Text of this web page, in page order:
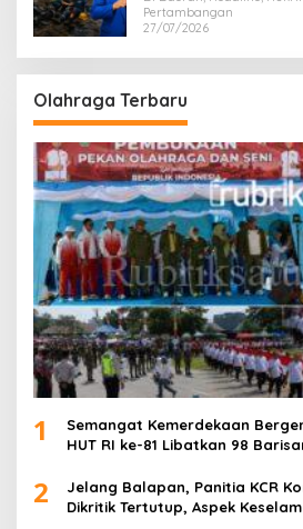
Pertambangan
27/07/2026
Olahraga Terbaru
1
Semangat Kemerdekaan
HUT RI ke-81 Libatkan 98
2
Jelang Balapan, Panitia KCR
Dikritik Tertutup, Aspek